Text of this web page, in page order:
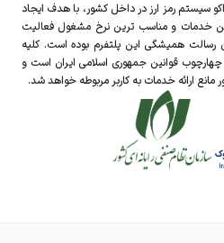
سیستم رمز ارز در داخل کشور، با هدف ایجاد
خدمات و مناسب ترین نرخ مشغول فعالیت
رسالت همیشگی این پلتفرم بوده است. کلیه
قوانین جمهوری اسلامی ایران است و
ارائه خدمات به کاربر مربوطه خواهد شد.